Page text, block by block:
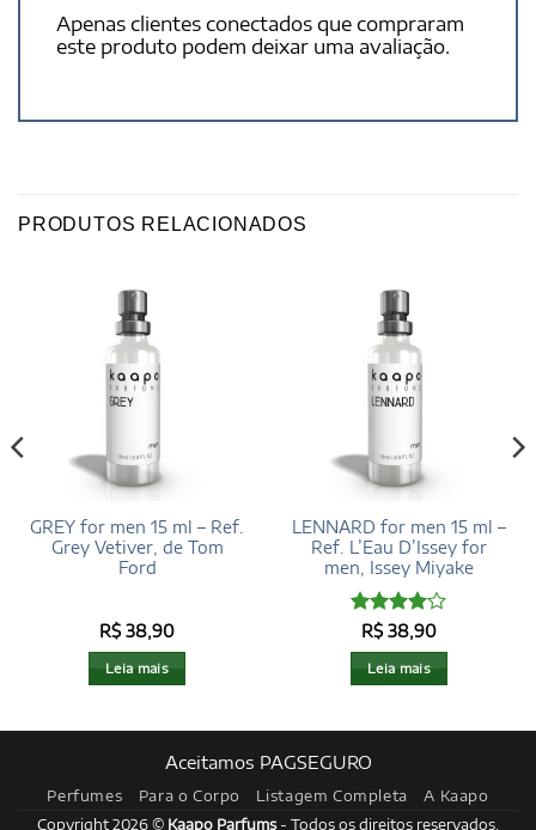
Apenas clientes conectados que compraram
este produto podem deixar uma avaliação.
PRODUTOS RELACIONADOS
GREY for men 15 ml – Ref.
Grey Vetiver, de Tom
Ford
R$38,90
Leia mais
LENNARD for men 15 ml –
Ref. L’Eau D’Issey for
men, Issey Miyake
Avaliação
4de 5
R$38,90
Leia mais
Aceitamos PAGSEGURO
Perfumes Para o Corpo Listagem Completa A Kaapo
Copyright 2026 © Kaapo Parfums- Todos os direitos reservados.